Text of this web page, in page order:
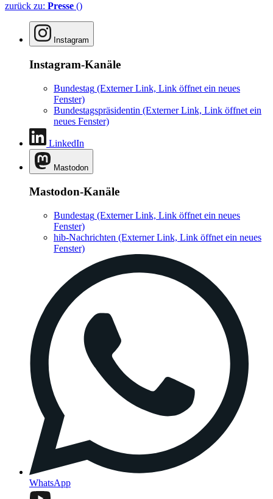
zurück zu: Presse ()
Instagram
Instagram-Kanäle
Bundestag (Externer Link, Link öffnet ein neues
Fenster)
Bundestagspräsidentin (Externer Link, Link öffnet ein
neues Fenster)
LinkedIn
Mastodon
Mastodon-Kanäle
Bundestag (Externer Link, Link öffnet ein neues
Fenster)
hib-Nachrichten (Externer Link, Link öffnet ein neues
Fenster)
WhatsApp